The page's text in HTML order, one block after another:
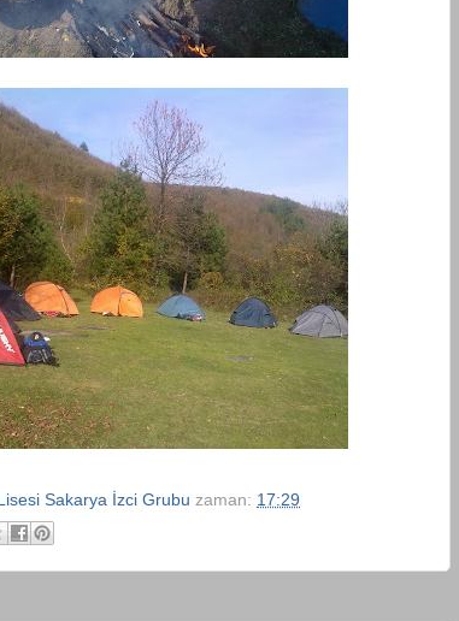
Sakarya İzci Grubu zaman: 17:29